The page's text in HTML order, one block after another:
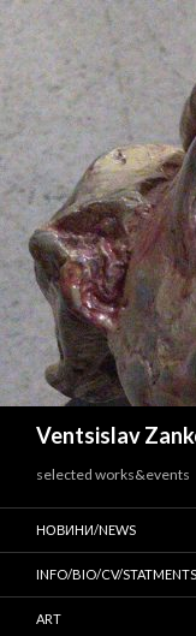
Ventsislav
selected works&events
НОВИНИ/NEWS
INFO/BIO/CV/STATMENTS
ART